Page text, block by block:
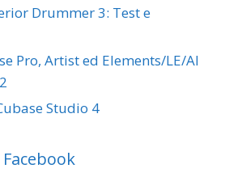
Drummer 3: Test e
Pro, Artist ed Elements/LE/AI
Studio 4